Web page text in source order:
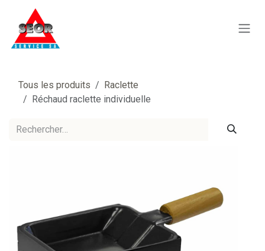
Se rendre au contenu
Tous les produits
Raclette
Réchaud raclette individuelle